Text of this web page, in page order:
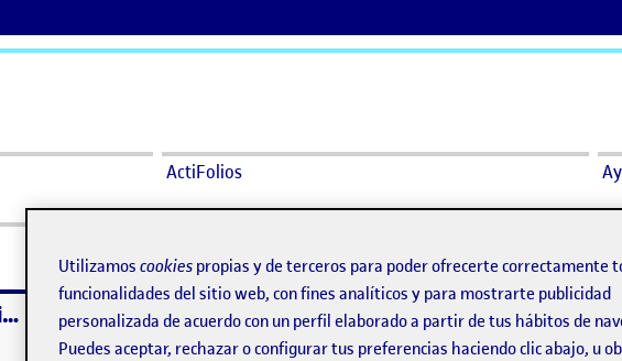
ActiFolios
Vídeo comentando pictorial
en Vídeo comentando pictorial
Publicado porPictorial
Pública Fecha de publicación
29 Jun 2023 comentario en Pictorial
Publicado por
Visibilidad:
Pública -Fecha de publicación
25 Jun 2023
Utilizamos cookies propias y de terceros para poder ofrecerte correctamente
funcionalidades del sitio web, con fines analíticos y para mostrarte publicidad
personalizada de acuerdo con un perfil elaborado a partir de tus hábitos de
Puedes aceptar, rechazar o configurar tus preferencias haciendo clic abajo, u